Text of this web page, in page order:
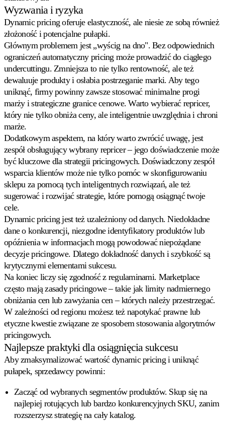
Wyzwania i ryzyka
Dynamic pricing oferuje elastyczność, ale niesie ze sobą również
złożoność i potencjalne pułapki.
Głównym problemem jest „wyścig na dno". Bez odpowiednich
ograniczeń automatyczny pricing może prowadzić do ciągłego
undercuttingu. Zmniejsza to nie tylko rentowność, ale też
dewaluuje produkty i osłabia postrzeganie marki. Aby tego
uniknąć, firmy powinny zawsze stosować minimalne progi
marży i strategiczne granice cenowe. Warto wybierać repricer,
który nie tylko obniża ceny, ale inteligentnie uwzględnia i chroni
marże.
Dodatkowym aspektem, na który warto zwrócić uwagę, jest
zespół obsługujący wybrany repricer – jego doświadczenie może
być kluczowe dla strategii pricingowych. Doświadczony zespół
wsparcia klientów może nie tylko pomóc w skonfigurowaniu
sklepu za pomocą tych inteligentnych rozwiązań, ale też
sugerować i rozwijać strategie, które pomogą osiągnąć twoje
cele.
Dynamic pricing jest też uzależniony od danych. Niedokładne
dane o konkurencji, niezgodne identyfikatory produktów lub
opóźnienia w informacjach mogą powodować niepożądane
decyzje pricingowe. Dlatego dokładność danych i szybkość są
krytycznymi elementami sukcesu.
Na koniec liczy się zgodność z regulaminami. Marketplace
często mają zasady pricingowe – takie jak limity nadmiernego
obniżania cen lub zawyżania cen – których należyprzestrzegać.
W zależności od regionu możesz też napotykać prawne lub
etyczne kwestie związane ze sposobem stosowania algorytmów
pricingowych.
Najlepsze praktyki dla osiągnięcia sukcesu
Aby zmaksymalizować wartość dynamic pricing i uniknąć
pułapek, sprzedawcy powinni:
Zacząć od wybranych segmentów produktów. Skup się na
najlepiej rotujących lub bardzo konkurencyjnych SKU, zanim
rozszerzysz strategię na cały katalog.